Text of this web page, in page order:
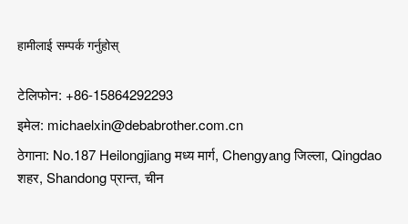
हामीलाई सम्पर्क गर्नुहोस्
टेलिफोन: +86-15864292293
इमेल: michaelxin@debabrother.com.cn
ठेगाना: No.187 Heilongjiang मध्य मार्ग, Chengyang जिल्ला, Qingdao
शहर, Shandong प्रान्त, चीन